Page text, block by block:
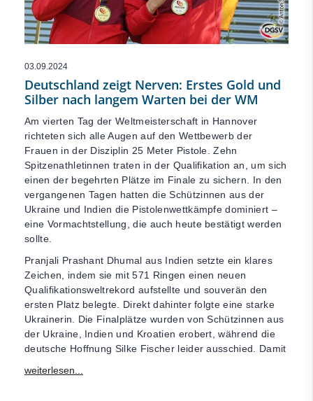
03.09.2024
Deutschland zeigt Nerven: Erstes Gold und
Silber nach langem Warten bei der WM
Am vierten Tag der Weltmeisterschaft in Hannover
richteten sich alle Augen auf den Wettbewerb der
Frauen in der Disziplin 25 Meter Pistole. Zehn
Spitzenathletinnen traten in der Qualifikation an, um sich
einen der begehrten Plätze im Finale zu sichern. In den
vergangenen Tagen hatten die Schützinnen aus der
Ukraine und Indien die Pistolenwettkämpfe dominiert –
eine Vormachtstellung, die auch heute bestätigt werden
sollte.
Pranjali Prashant Dhumal aus Indien setzte ein klares
Zeichen, indem sie mit 571 Ringen einen neuen
Qualifikationsweltrekord aufstellte und souverän den
ersten Platz belegte. Direkt dahinter folgte eine starke
Ukrainerin. Die Finalplätze wurden von Schützinnen aus
der Ukraine, Indien und Kroatien erobert, während die
deutsche Hoffnung Silke Fischer leider ausschied. Damit